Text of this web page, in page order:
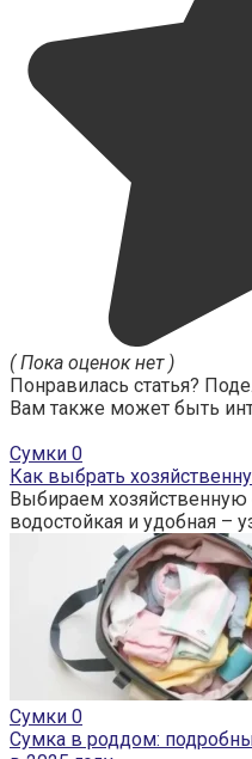
( Пока оценок нет )
Понравилась статья?
Вам также может быть
Сумки 0
Как выбрать
Выбираем хозяйственную
водостойкая и удобная –
Сумки 0
Сумка в роддом: